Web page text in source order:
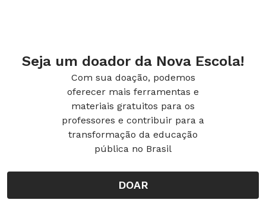
outras turmas com essas histórias.
Veja planos de atividade
para usar a distância:
Plano de atividade: narrativas de histórias para bebês
Atividade para bebês (O ano a 1 ano e 6 anos) - creche
Seja um doador da Nova Escola!
Com sua doação, podemos
oferecer mais ferramentas e
materiais gratuitos para os
professores e contribuir para a
transformação da educação
pública no Brasil
DOAR